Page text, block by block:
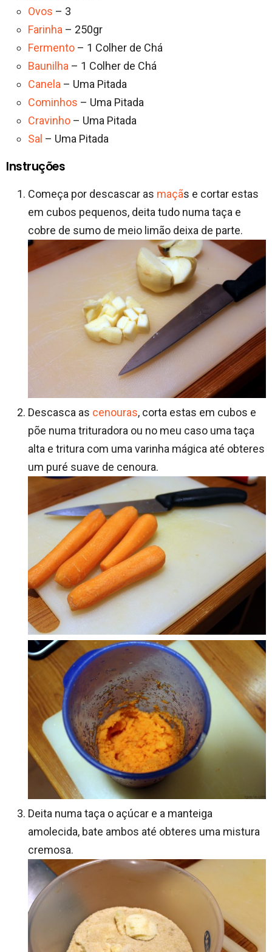
Ovos – 3
Farinha – 250gr
Fermento – 1 Colher de Chá
Baunilha – 1 Colher de Chá
Canela – Uma Pitada
Cominhos – Uma Pitada
Cravinho – Uma Pitada
Sal – Uma Pitada
Instruções
Começa por descascar as maçãs e cortar estas
em cubos pequenos, deita tudo numa taça e
cobre de sumo de meio limão deixa de parte.
Descasca as cenouras, corta estas em cubos e
põe numa trituradora ou no meu caso uma taça
alta e tritura com uma varinha mágica até obteres
um puré suave de cenoura.
Deita numa taça o açúcar e a manteiga
amolecida, bate ambos até obteres uma mistura
cremosa.